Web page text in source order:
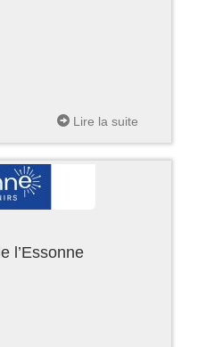
Lire la suite
l’Essonne